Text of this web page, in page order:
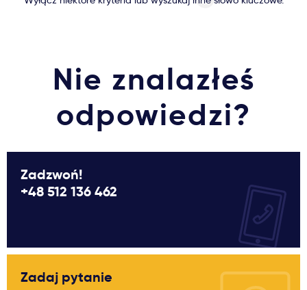
Usługi
Dlaczego Kastu?
Nie znalazłeś
odpowiedzi?
Zadzwoń!
+48 512 136 462
Zadaj pytanie